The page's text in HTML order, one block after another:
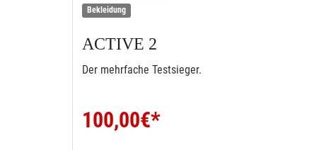
Bekleidung
ACTIVE 2
Der mehrfache Testsieger.
100,00€*